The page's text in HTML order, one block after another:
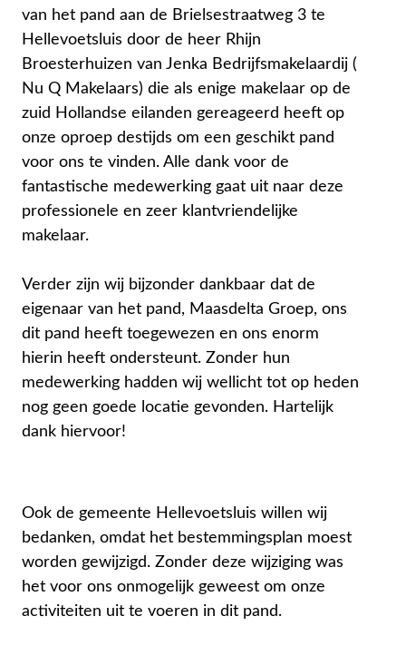
van het pand aan de Brielsestraatweg 3 te
Hellevoetsluis door de heer Rhijn
Broesterhuizen van Jenka Bedrijfsmakelaardij (
Nu Q Makelaars) die als enige makelaar op de
zuid Hollandse eilanden gereageerd heeft op
onze oproep destijds om een geschikt pand
voor ons te vinden. Alle dank voor de
fantastische medewerking gaat uit naar deze
professionele en zeer klantvriendelijke
makelaar.
Verder zijn wij bijzonder dankbaar dat de
eigenaar van het pand, Maasdelta Groep, ons
dit pand heeft toegewezen en ons enorm
hierin heeft ondersteunt. Zonder hun
medewerking hadden wij wellicht tot op heden
nog geen goede locatie gevonden. Hartelijk
dank hiervoor!
Ook de gemeente Hellevoetsluis willen wij
bedanken, omdat het bestemmingsplan moest
worden gewijzigd. Zonder deze wijziging was
het voor ons onmogelijk geweest om onze
activiteiten uit te voeren in dit pand.